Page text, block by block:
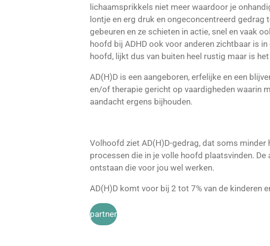
lichaamsprikkels niet meer waardoor je
lontje en erg druk en ongeconcentreerd gedrag
gebeuren en ze schieten in actie, snel en vaak
hoofd bij ADHD ook voor anderen zichtbaar is
hoofd, lijkt dus van buiten heel rustig maar is
AD(H)D is een aangeboren, erfelijke en een
en/of therapie gericht op vaardigheden waarin
aandacht ergens bijhouden.
Volhoofd ziet AD(H)D-gedrag, dat soms
processen die in je volle hoofd plaatsvinden.
ontstaan die voor jou wel werken.
AD(H)D komt voor bij 2 tot 7% van de kinderen
partner